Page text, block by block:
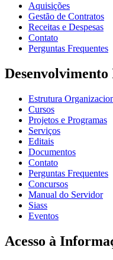
Aquisições
Gestão de Contratos
Receitas e Despesas
Contato
Perguntas Frequentes
Estrutura
Cursos
Projetos e Programas
Serviços
Editais
Documentos
Contato
Perguntas Frequentes
Concursos
Manual do Servidor
Siass
Eventos
Acesso à